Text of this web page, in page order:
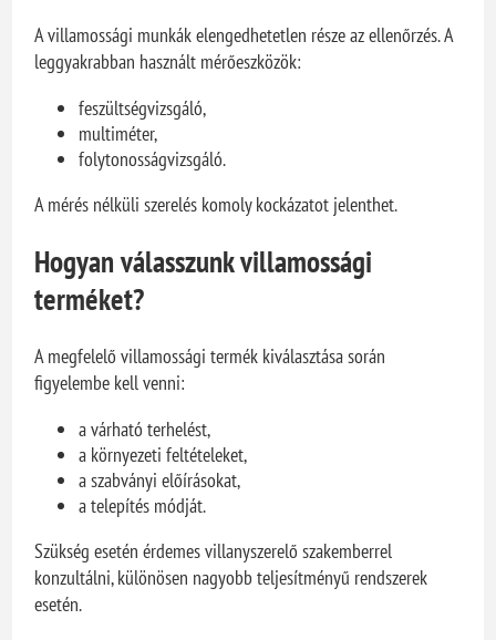
A villamossági munkák elengedhetetlen része az ellenőrzés. A
leggyakrabban használt mérőeszközök:
feszültségvizsgáló,
multiméter,
folytonosságvizsgáló.
A mérés nélküli szerelés komoly kockázatot jelenthet.
Hogyan válasszunk villamossági
terméket?
A megfelelő villamossági termék kiválasztása során
figyelembe kell venni:
a várható terhelést,
a környezeti feltételeket,
a szabványi előírásokat,
a telepítés módját.
Szükség esetén érdemes villanyszerelő szakemberrel
konzultálni, különösen nagyobb teljesítményű rendszerek
esetén.